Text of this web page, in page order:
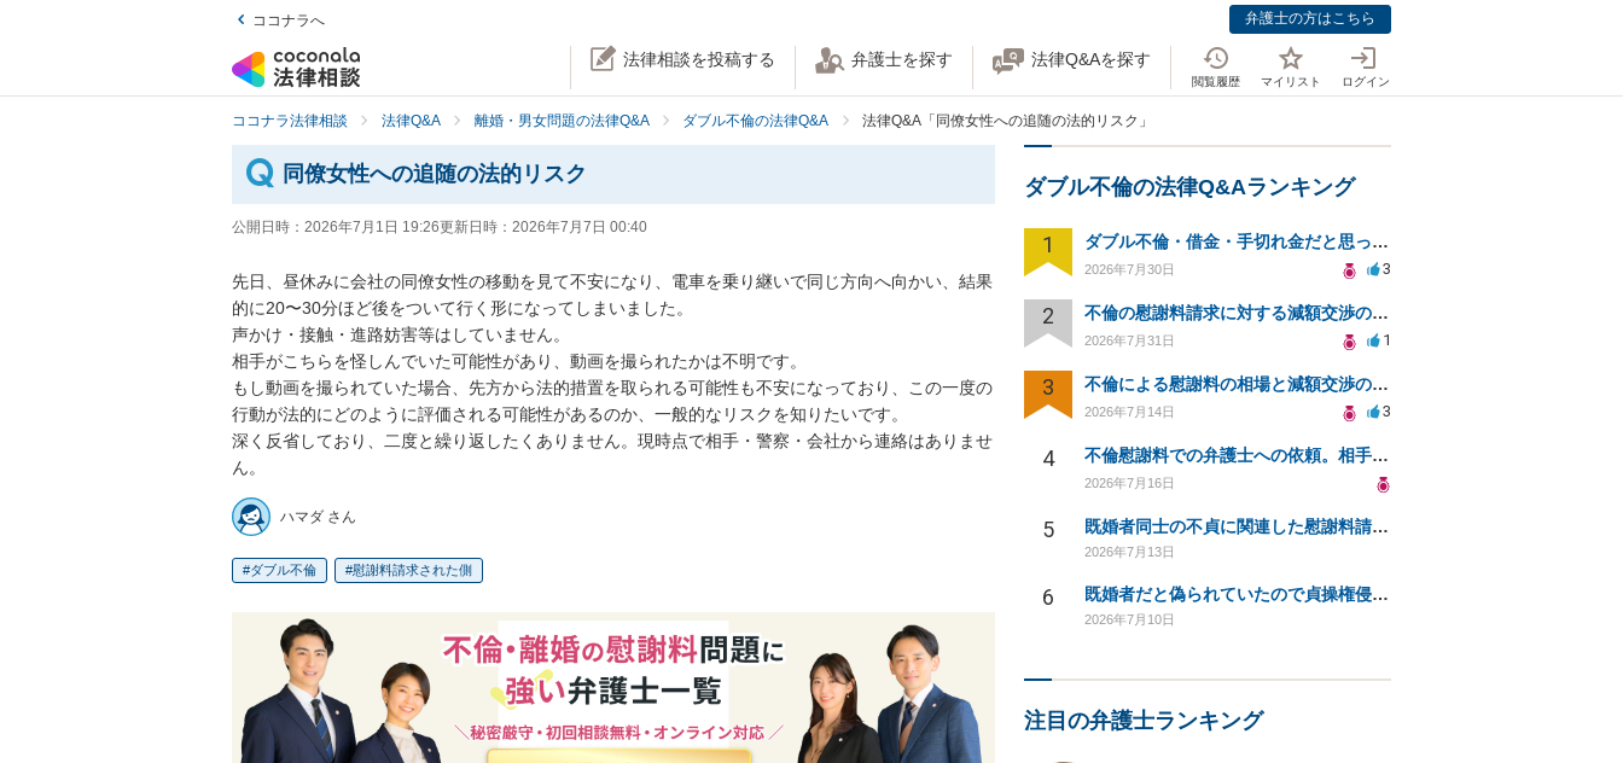
ココナラへ 弁護士の方はこちら
法律相談を投稿する 弁護士を探す 法律Q&Aを探す
閲覧履歴 マイリスト ログイン
ココナラ法律相談 法律Q&A 離婚・男女問題の法律Q&A ダブル不倫の法律Q&A 法律Q&A「同僚女性への追随の法的リスク」
同僚女性への追随の法的リスク
公開日時： 2026年7月1日 19:26更新日時： 2026年7月7日 00:40
先日、昼休みに会社の同僚女性の移動を見て不安になり、電車を乗り継いで同じ方向へ向かい、結果
的に20〜30分ほど後をついて行く形になってしまいました。
声かけ・接触・進路妨害等はしていません。
相手がこちらを怪しんでいた可能性があり、動画を撮られたかは不明です。
もし動画を撮られていた場合、先方から法的措置を取られる可能性も不安になっており、この一度の
行動が法的にどのように評価される可能性があるのか、一般的なリスクを知りたいです。
深く反省しており、二度と繰り返したくありません。現時点で相手・警察・会社から連絡はありませ
ん。
ハマダ さん
ダブル不倫 慰謝料請求された側
ダブル不倫の法律Q&Aランキング
1 ダブル不倫・借金・手切れ金だと思っていたお金を1年後いまさら脅迫罪として通知書が来てまとめて請求
2026年7月30日 3
2 不倫の慰謝料請求に対する減額交渉の可能性と対策
2026年7月31日 1
3 不倫による慰謝料の相場と減額交渉の可能性について
2026年7月14日 3
4 不倫慰謝料での弁護士への依頼。相手が自己破産、弁護士との契約範囲は？
2026年7月16日
5 既婚者同士の不貞に関連した慰謝料請求の対応方法は？
2026年7月13日
6 既婚者だと偽られていたので貞操権侵害として慰謝料請求をしたいのですが相場が知りたいです。
2026年7月10日
注目の弁護士ランキング